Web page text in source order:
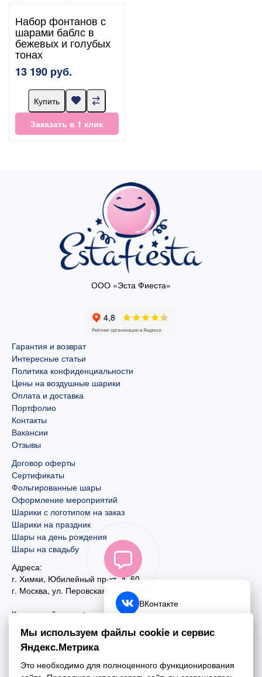
Набор фонтанов с
шарами баблс в
бежевых и голубых
тонах
13 190 руб.
Купить
Заказать в 1 клик
ООО «Эста Фиеста»
Гарантия и возврат
Интересные статьи
Политика конфиденциальности
Цены на воздушные шарики
Оплата и доставка
Портфолио
Контакты
Вакансии
Отзывы
Договор оферты
Сертификаты
Фольгированные шары
Оформление мероприятий
Шарики с логотипом на заказ
Шарики на праздник
Шары на день рождения
Шары на свадьбу
Адреса:
г. Химки, Юбилейный пр-кт, д. 60
г. Москва, ул. Перовская, д. 59
Контактный номер:
+7 (495) 970-44-75
Почта:
mail@esta-fiesta.ru
ВКонтакте
Telegram
Обратный звонок
Мы используем файлы cookie и сервис
Яндекс.Метрика
Это необходимо для полноценного функционирования